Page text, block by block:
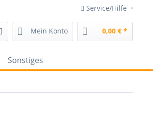
Service/Hilfe
Mein Konto 0,00 € *
Sonstiges